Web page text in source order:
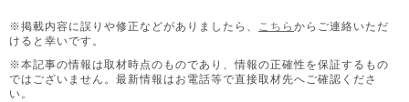
※掲載内容に誤りや修正などがありましたら、 こちら からご連絡いただ
けると幸いです。
※本記事の情報は取材時点のものであり、情報の正確性を保証するもの
ではございません。 最新情報はお電話等で直接取材先へご確認くださ
い。